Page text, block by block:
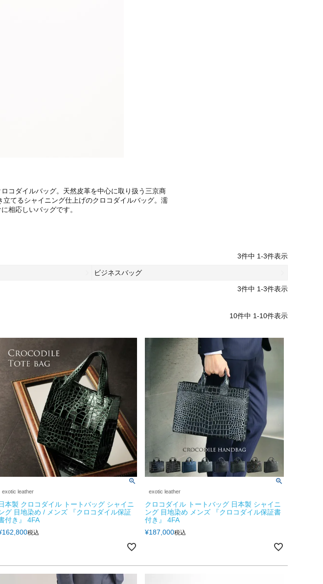
ロコダイルバッグ。 天然皮革を中心に取り扱う三京商
てるシャイニング仕上げのクロコダイルバッグ。濡
相応しいバッグです。
3件中 1-3件表示
ビジネスバッグ
3件中 1-3件表示
10件中 1-10件表示
exotic leather
本製 クロコダイル トートバッグ シャイニ
グ 目地染め / メンズ 『クロコダイル保証
付き』 4FA
162,800税込
exotic leather
クロコダイル トートバッグ 日本製 シャイニ
ング 目地染め メンズ 『クロコダイル保証書
付き』 4FA
¥187,000税込